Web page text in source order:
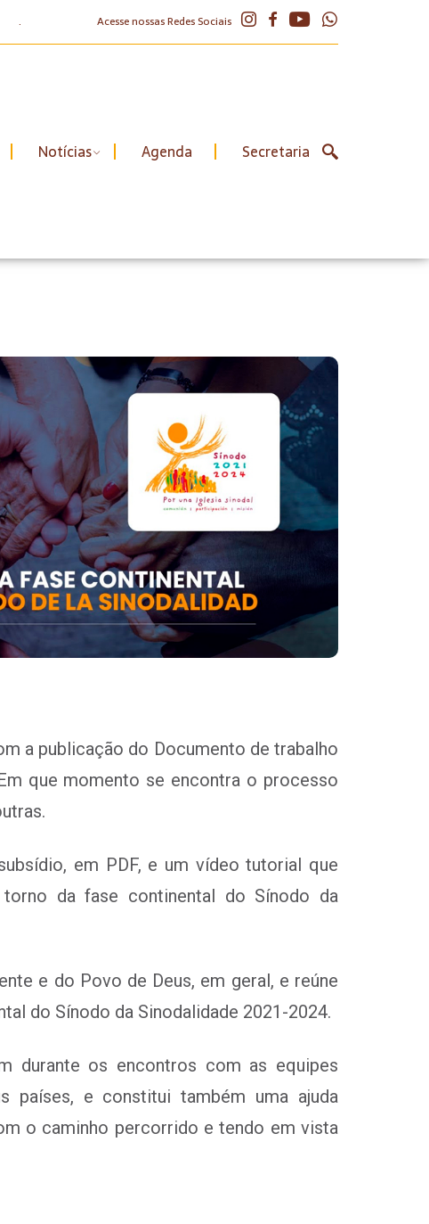
. Acesse nossas Redes Sociais
Notícias Agenda Secretaria
a publicação do Documento de trabalho
que momento se encontra o processo
em PDF, e um vídeo tutorial que
da fase continental do Sínodo da
e do Povo de Deus, em geral, e reúne
do Sínodo da Sinodalidade 2021-2024.
durante os encontros com as equipes
países, e constitui também uma ajuda
o caminho percorrido e tendo em vista